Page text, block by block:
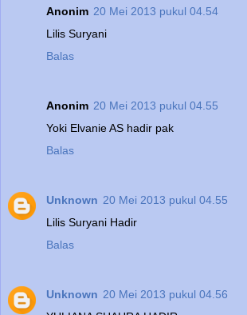
Anonim 20 Mei 2013 pukul 04.54
Lilis Suryani
Balas
Anonim 20 Mei 2013 pukul 04.55
Yoki Elvanie AS hadir pak
Balas
Unknown 20 Mei 2013 pukul 04.55
Lilis Suryani Hadir
Balas
Unknown 20 Mei 2013 pukul 04.56